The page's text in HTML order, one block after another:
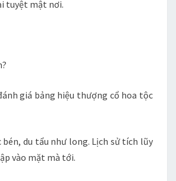
tuyệt mật nơi.
giá bảng hiệu thượng cổ hoa tộc
du tẩu như long. Lịch sử tích lũy
vào mặt mà tới.